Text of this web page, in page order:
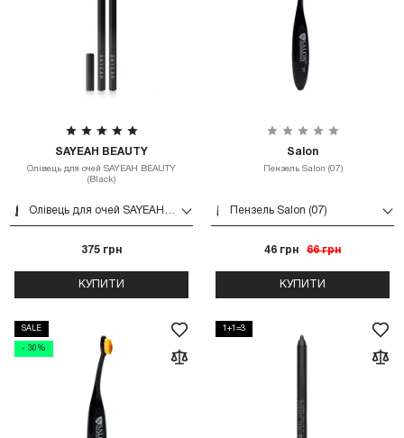
SAYEAH BEAUTY
Олівець для очей SAYEAH BEAUTY
(Black)
Олівець для очей SAYEAH BEAUTY (Black)
375 грн
КУПИТИ
Salon
Пензель Salon (07)
Пензель Salon (07)
46 грн 66 грн
КУПИТИ
SALE
- 30%
1+1=3